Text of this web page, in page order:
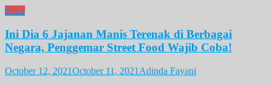
Food
Ini Dia 6 Jajanan Manis Terenak di Berbagai
Negara, Penggemar Street Food Wajib Coba!
October 12, 2021October 11, 2021 Adinda Fayani